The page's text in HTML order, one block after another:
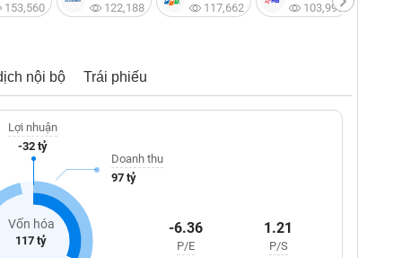
153,560
122,188
117,662
103,997
nội bộ Trái phiếu
Vốn hóa
117 tỷ
Lợi nhuận
-32 tỷ
Doanh thu
97 tỷ
-6.36
P/E
1.21
P/S